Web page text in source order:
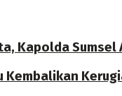
Kapolda
Kembalikan